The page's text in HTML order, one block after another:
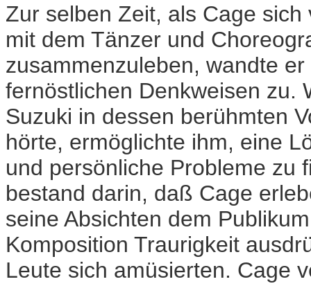
Zur selben Zeit, als Cage
mit dem Tänzer und
zusammenzuleben, wandte
fernöstlichen Denkweisen zu.
Suzuki in dessen berühmten
hörte, ermöglichte ihm, eine
und persönliche Probleme zu
bestand darin, daß Cage
seine Absichten dem
Komposition Traurigkeit
Leute sich amüsierten. Cage